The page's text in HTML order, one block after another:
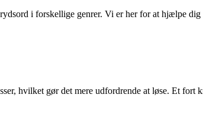
i forskellige genrer. Vi er her for at hjælpe
hvilket gør det mere udfordrende at løse. Et